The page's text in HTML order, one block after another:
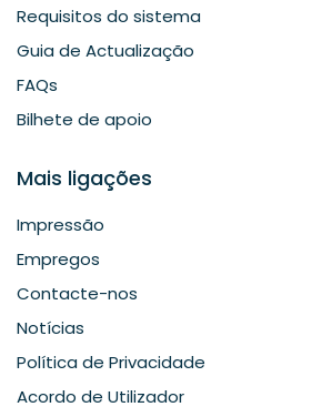
Requisitos do sistema
Guia de Actualização
FAQs
Bilhete de apoio
Mais ligações
Impressão
Empregos
Contacte-nos
Notícias
Política de Privacidade
Acordo de Utilizador